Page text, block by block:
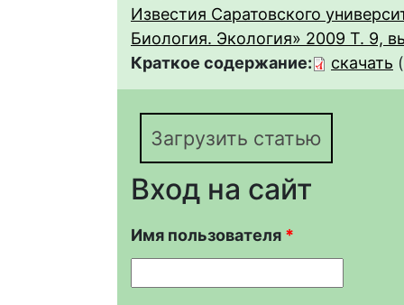
Известия Саратовского
Биология. Экология» 2009 Т. 9,
Краткое содержание:
скачать
Загрузить статью
Вход на сайт
Имя пользователя *